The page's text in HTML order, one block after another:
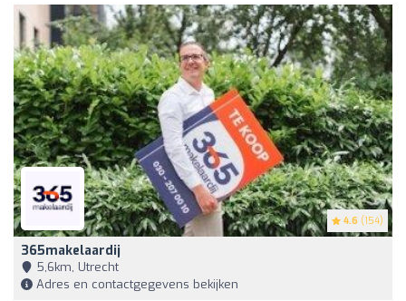
4.6 (154)
365makelaardij
5,6km, Utrecht
Adres en contactgegevens bekijken